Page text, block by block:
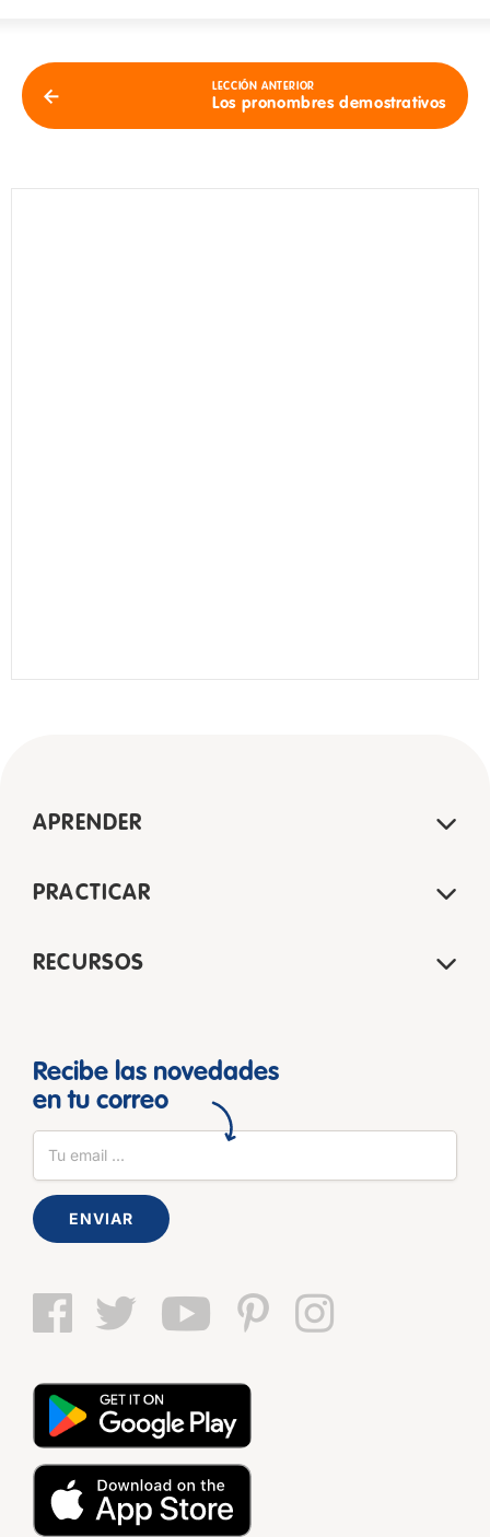
LECCIÓN ANTERIOR
Los pronombres demostrativos
APRENDER
PRACTICAR
RECURSOS
Recibe las novedades
en tu correo
ENVIAR